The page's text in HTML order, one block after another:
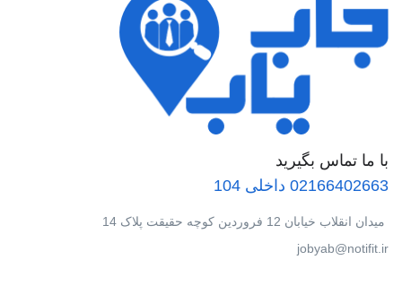
با ما تماس بگیرید
02166402663 داخلی 104
jobyab@notifit.ir